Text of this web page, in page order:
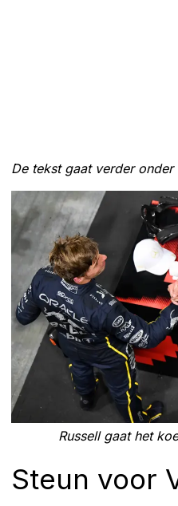
De tekst gaat verder
Russell gaat het
Steun voor